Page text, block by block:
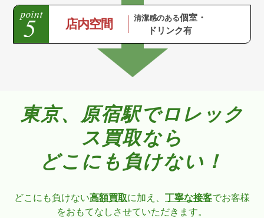
店内空間 清潔感のある個室・
ドリンク有
東京、原宿駅でロレック
ス買取なら
どこにも負けない！
どこにも負けない高額買取に加え、 丁寧な接客でお客様
をおもてなしさせていただきます。